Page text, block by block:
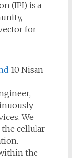
(IPI) is a
for
10 Nisan
We
cellular
the